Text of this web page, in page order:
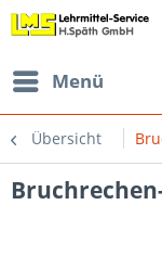
Menü
Übersicht